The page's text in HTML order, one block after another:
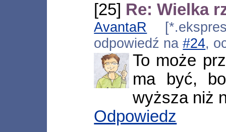
[25] Re: Wielka
AvantaR
odpowiedź na#24,
To może
ma być,
wyższa niż
Odpowiedz